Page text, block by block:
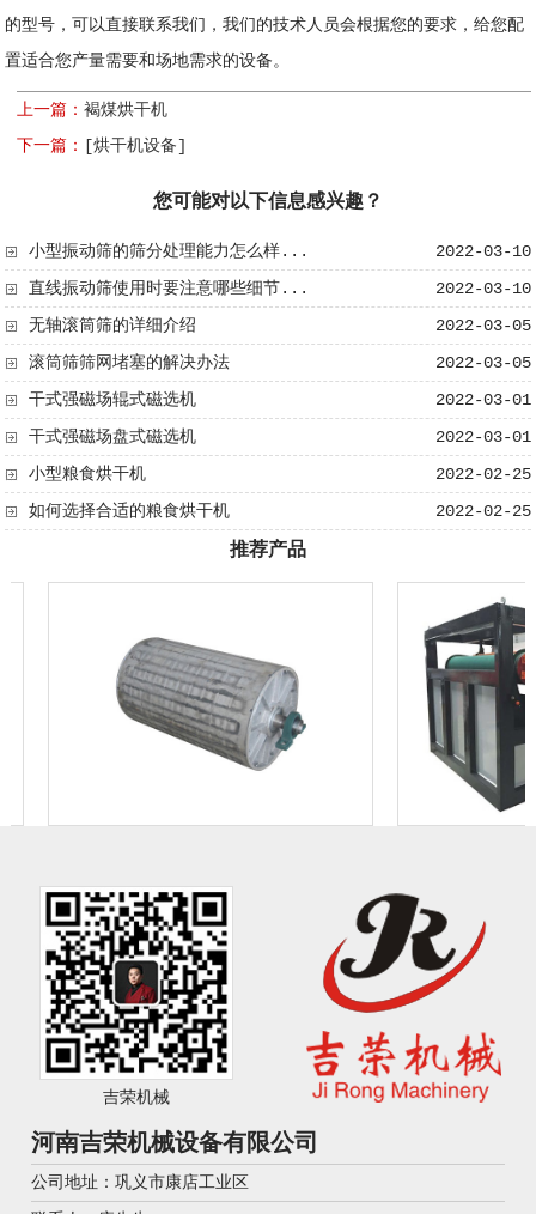
的型号，可以直接联系我们，我们的技术人员会根据您的要求，给您配
置适合您产量需要和场地需求的设备。
上一篇：褐煤烘干机
下一篇：
[烘干机设备]
您可能对以下信息感兴趣？
2022-03-10
小型振动筛的筛分处理能力怎么样...
2022-03-10
直线振动筛使用时要注意哪些细节...
2022-03-05
无轴滚筒筛​的详细介绍
2022-03-05
滚筒筛筛网堵塞的解决办法
2022-03-01
干式强磁场辊式磁选机
2022-03-01
干式强磁场盘式磁选机
2022-02-25
小型粮食烘干机
2022-02-25
如何选择合适的粮食烘干机
推荐产品
吉荣机械
河南吉荣机械设备有限公司
公司地址：巩义市康店工业区